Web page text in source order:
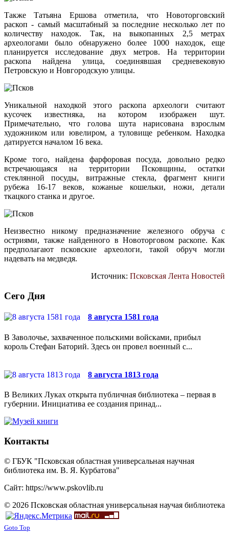
Также Татьяна Ершова отметила, что Новоторговский
раскоп - самый масштабный за последние несколько лет по
количеству находок. Так, на выкопанных 2,5 метрах
археологами было обнаружено более 1000 находок, еще
планируется исследование двух метров. На территории
раскопа найдена улица, соединявшая средневековую
Петровскую и Новгородскую улицы.
Уникальной находкой этого раскопа археологи считают
кусочек известняка, на котором изображен шут.
Примечательно, что голова шута нарисована взрослым
художником или ювелиром, а туловище ребенком. Находка
датируется началом 16 века.
Кроме того, найдена фарфоровая посуда, довольно редко
встречающаяся на территории Псковщины, остатки
стеклянной посуды, витражные стекла, фрагмент книги
рубежа 16-17 веков, кожаные кошельки, ножи, детали
ткацкого станка и другое.
Неизвестно никому предназначение железного обруча с
остриями, также найденного в Новоторговом раскопе. Как
предполагают псковские археологи, такой обруч могли
надевать на медведя.
Источник: Псковская Лента Новостей
Сего Дня
8 августа 1581 года
В Заволочье, захваченное польскими войсками, прибыл
король Стефан Баторий. Здесь он провел военный с...
8 августа 1813 года
В Великих Луках открыта публичная библиотека – первая в
губернии. Инициатива ее создания принад...
Контакты
© ГБУК "Псковская областная универсальная научная
библиотека им. В. Я. Курбатова"
Сайт: https://www.pskovlib.ru
© 2026 Псковская областная универсальная научая библиотека
Goto Top